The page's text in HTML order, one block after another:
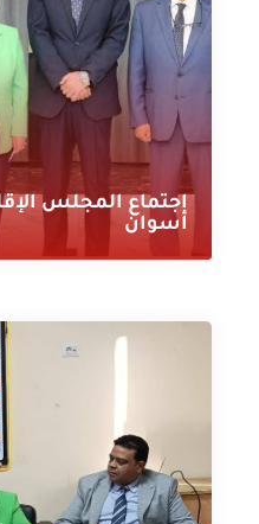
إجتماع المجلس
أسوان